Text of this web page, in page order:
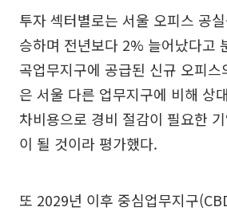
투자 섹터별로는 서울 오피스 공
승하며 전년보다 2% 늘어났다고
곡업무지구에 공급된 신규 오피
은 서울 다른 업무지구에 비해 상
차비용으로 경비 절감이 필요한
이 될 것이라 평가했다.
또 2029년 이후 중심업무지구